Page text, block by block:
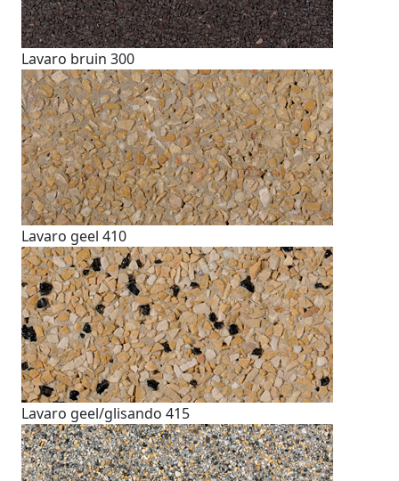
Lavaro bruin 300
Lavaro geel 410
Lavaro geel/glisando 415